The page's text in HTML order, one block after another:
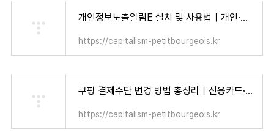
개인정보노출알림E 설치 및 사용법｜개인·가족 모두가 알아야 할 보안 수칙 - 자본주의 소시민
https://capitalism-petitbourgeois.kr
쿠팡 결제수단 변경 방법 총정리｜신용카드·카카오페이·계좌이체까지 한 번에 설정! - 자본주의 소시민
https://capitalism-petitbourgeois.kr